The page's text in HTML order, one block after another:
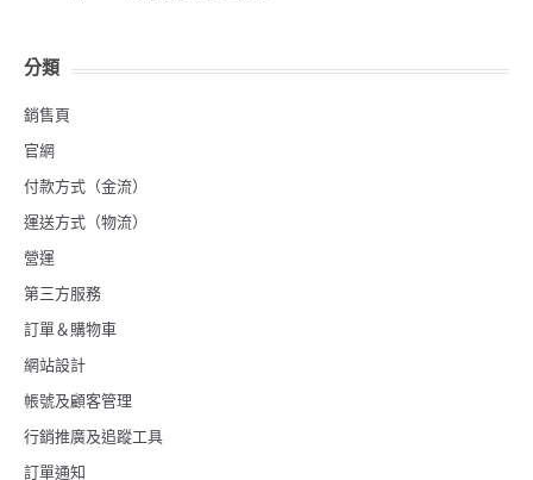
分類
銷售頁
官網
付款方式（金流）
運送方式（物流）
營運
第三方服務
訂單＆購物車
網站設計
帳號及顧客管理
行銷推廣及追蹤工具
訂單通知